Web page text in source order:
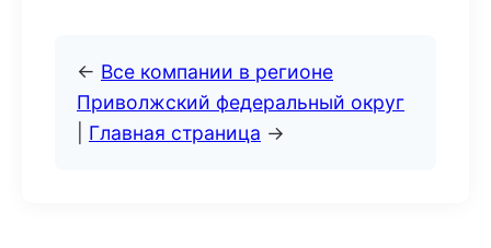
← Все компании в регионе
Приволжский федеральный округ
Главная страница →